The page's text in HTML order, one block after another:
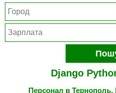
Django
Персонал в Тернополь.